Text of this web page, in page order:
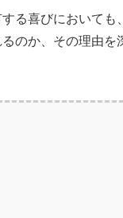
る喜びにおいても
のか、その理由を